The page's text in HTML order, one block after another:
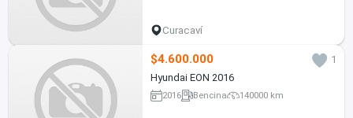
Curacaví
$4.600.000
1
Hyundai EON 2016
2016 Bencina 140000 km